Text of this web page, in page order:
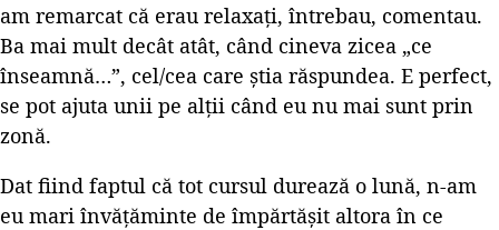
am remarcat că erau relaxați, întrebau, comentau.
Ba mai mult decât atât, când cineva zicea „ce
înseamnă…”, cel/cea care știa răspundea. E perfect,
se pot ajuta unii pe alții când eu nu mai sunt prin
zonă.
Dat fiind faptul că tot cursul durează o lună, n-am
eu mari învățăminte de împărtășit altora în ce